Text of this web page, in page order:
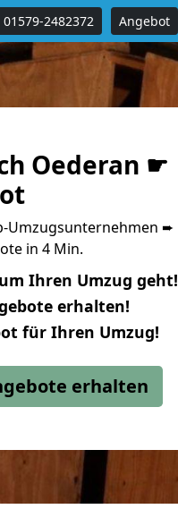
01579-2482372 Angebot
Oederan ☛
Umzugsunternehmen ➨
in 4 Min.
Ihren Umzug geht!
erhalten!
für Ihren Umzug!
erhalten